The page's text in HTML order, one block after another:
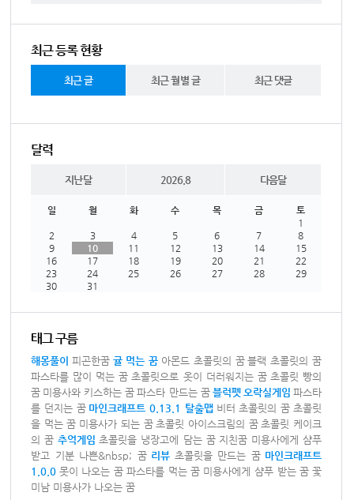
최근 등록 현황
최근 글 최근 월별 글 최근 댓글
달력
지난달 2026.8 다음달
일 월 화 수 목 금
토
1
2
3 4 5 6 7
8
9
10 11 12 13 14
15
16
17 18 19 20 21
22
23
24 25 26 27 28
29
30
31
태그 구름
해몽풀이 피곤한꿈 귤 먹는 꿈 아몬드 초콜릿의 꿈 블랙 초콜릿의 꿈
파스타를 많이 먹는 꿈 초콜릿으로 옷이 더러워지는 꿈 초콜릿 빵의
꿈 미용사와 키스하는 꿈 파스타 만드는 꿈 블럭펫 오락실게임 파스타
를 던지는 꿈 마인크래프트 0.13.1 탈출맵 비터 초콜릿의 꿈 초콜릿
을 먹는 꿈 미용사가 되는 꿈 초콜릿 아이스크림의 꿈 초콜릿 케이크
의 꿈 추억게임 초콜릿을 냉장고에 담는 꿈 지친꿈 미용사에게 샴푸
받고 기분 나쁜&nbsp; 꿈 리뷰 초콜릿을 만드는 꿈 마인크래프트
1.0.0 못이 나오는 꿈 파스타를 먹는 꿈 미용사에게 샴푸 받는 꿈 꽃
미남 미용사가 나오는 꿈